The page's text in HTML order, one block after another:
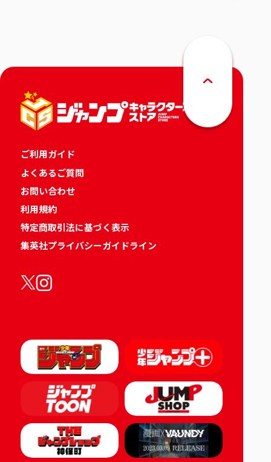
ご利用ガイド
よくあるご質問
お問い合わせ
利用規約
特定商取引法に基づく表示
集英社プライバシーガイドライン